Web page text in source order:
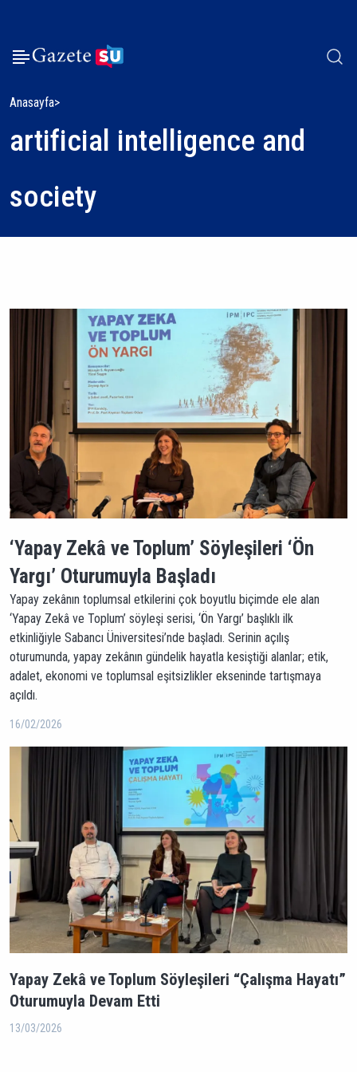
Anasayfa
artificial intelligence and
society
‘Yapay Zekâ ve Toplum’ Söyleşileri ‘Ön
Yargı’ Oturumuyla Başladı
Yapay zekânın toplumsal etkilerini çok boyutlu biçimde ele alan
‘Yapay Zekâ ve Toplum’ söyleşi serisi, ‘Ön Yargı’ başlıklı ilk
etkinliğiyle Sabancı Üniversitesi’nde başladı. Serinin açılış
oturumunda, yapay zekânın gündelik hayatla kesiştiği alanlar; etik,
adalet, ekonomi ve toplumsal eşitsizlikler ekseninde tartışmaya
açıldı.
16/02/2026
Yapay Zekâ ve Toplum Söyleşileri “Çalışma Hayatı”
Oturumuyla Devam Etti
13/03/2026